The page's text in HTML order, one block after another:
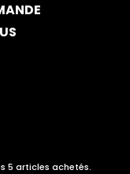
5 articles achetés.